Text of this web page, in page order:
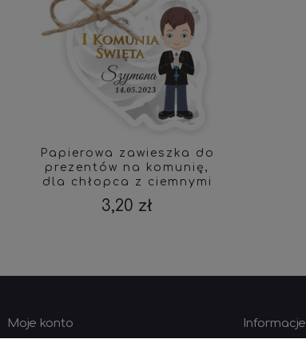
Papierowa zawieszka do
prezentów na komunię,
dla chłopca z ciemnymi
włosami
3,20 zł
Moje konto Informacje